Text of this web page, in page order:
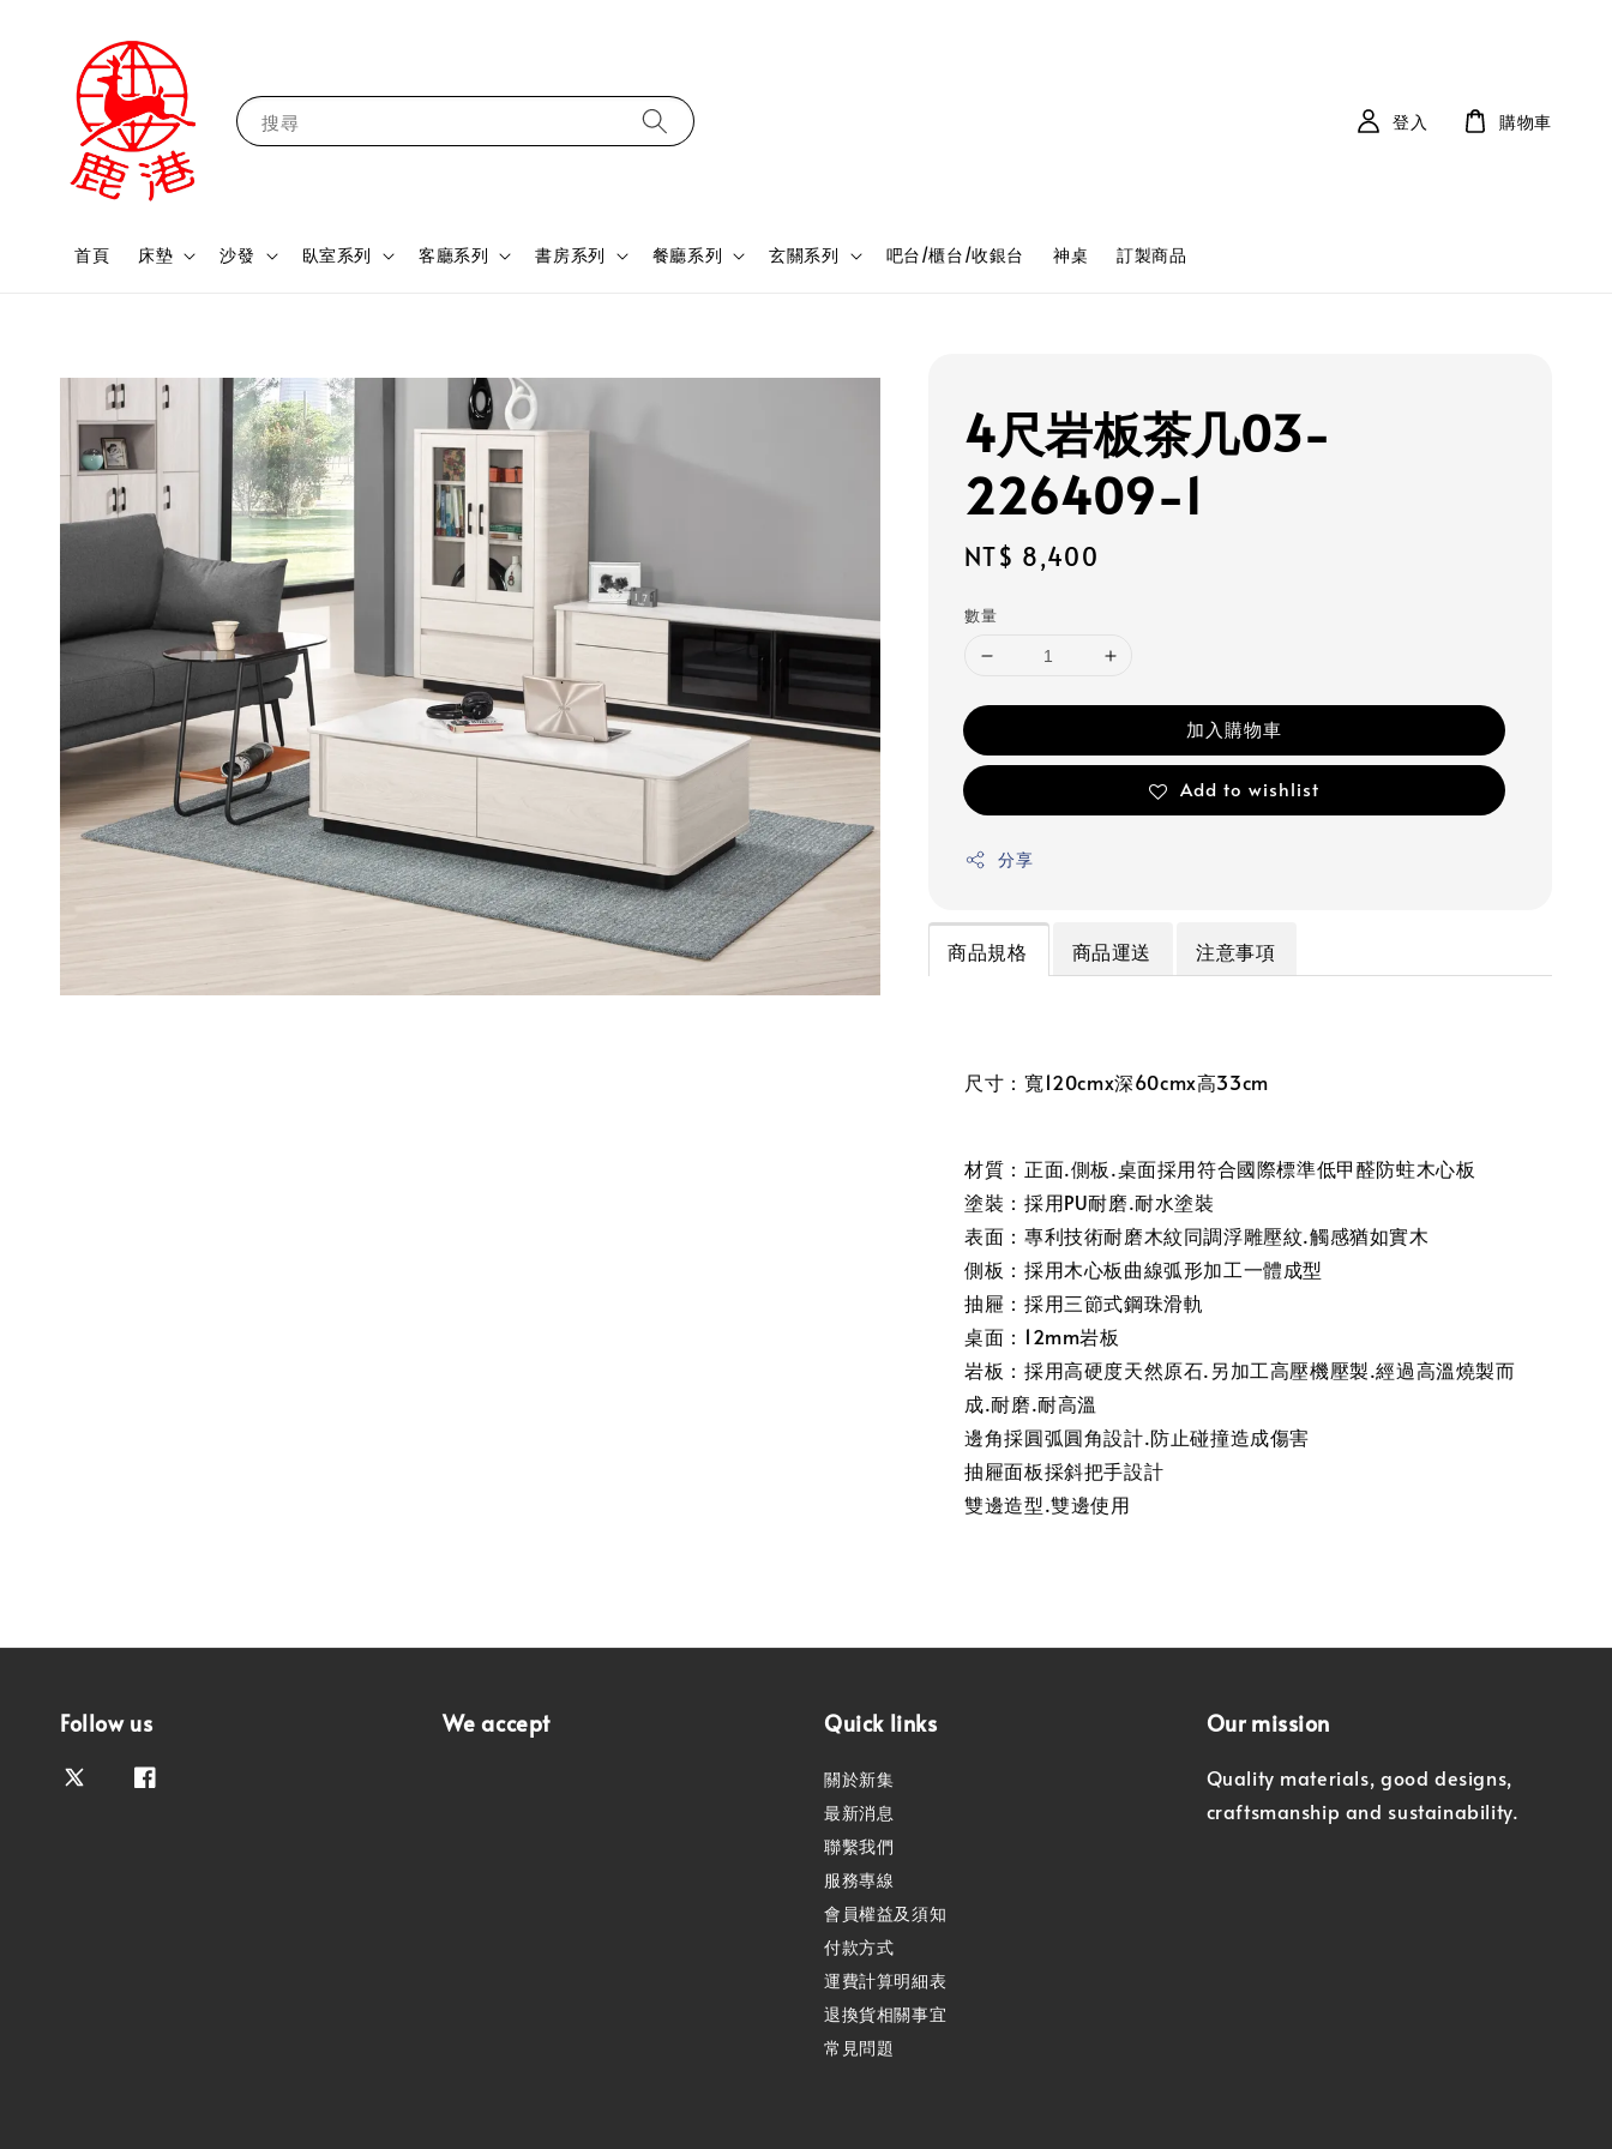
搜尋
首頁 床墊 沙發 臥室系列 客廳系列 書房系列 餐廳系列 玄關系列 吧台/櫃台/收銀台 神桌 訂製商品
登入 購物車
4尺岩板茶几03-
226409-1
Regular
NT$ 8,400
數量
加入購物車
Add to wishlist
分享
商品規格 商品運送 注意事項
尺寸：寬120cmx深60cmx高33cm
材質：正面.側板.桌面採用符合國際標準低甲醛防蛀木心板
塗裝：採用PU耐磨.耐水塗裝
表面：專利技術耐磨木紋同調浮雕壓紋.觸感猶如實木
側板：採用木心板曲線弧形加工一體成型
抽屜：採用三節式鋼珠滑軌
桌面：12mm岩板
岩板：採用高硬度天然原石.另加工高壓機壓製.經過高溫燒製而
成.耐磨.耐高溫
邊角採圓弧圓角設計.防止碰撞造成傷害
抽屜面板採斜把手設計
雙邊造型.雙邊使用
Follow us We accept Quick links
關於新集
最新消息
聯繫我們
服務專線
會員權益及須知
付款方式
運費計算明細表
退換貨相關事宜
常見問題
Our mission
Quality materials, good designs,
craftsmanship and sustainability.